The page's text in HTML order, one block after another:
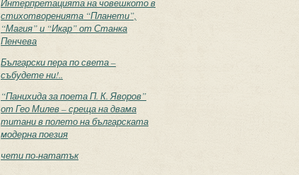
Интерпретацията на човешкото в
стихотворенията “Планети”,
“Магия” и “Икар” от Станка
Пенчева
Български пера по света –
събудете ни!..
“Панихида за поета П. К. Яворов”
от Гео Милев – среща на двама
титани в полето на българската
модерна поезия
чети по-нататък